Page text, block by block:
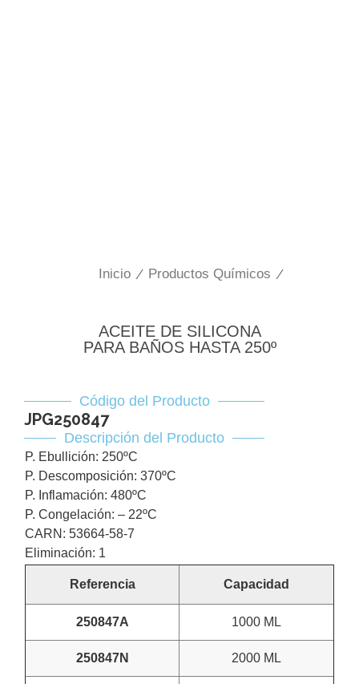
Inicio / Productos Químicos /
ACEITE DE SILICONA
PARA BAÑOS HASTA 250º
Código del Producto
JPG250847
Descripción del Producto
P. Ebullición: 250ºC
P. Descomposición: 370ºC
P. Inflamación: 480ºC
P. Congelación: – 22ºC
CARN: 53664-58-7
Eliminación: 1
Referencia Capacidad
250847A 1000 ML
250847N 2000 ML